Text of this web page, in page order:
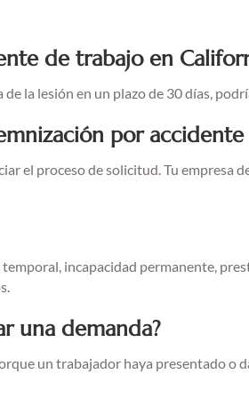
de trabajo en
la lesión en un plazo de 30 días,
por
el proceso de solicitud. Tu empresa
incapacidad permanente,
una demanda?
un trabajador haya presentado o